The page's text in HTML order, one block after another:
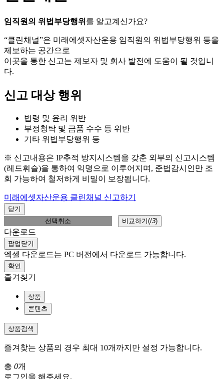
임직원의 위법부당행위 를 알고계신가요?
“클린채널”은 미래에셋자산운용 임직원의 위법부당행위 등을
제보하는 공간으로
이곳을 통한 신고는 제보자 및 회사 발전에 도움이 될 것입니
다.
신고 대상 행위
법령 및 윤리 위반
부정청탁 및 금품 수수 등 위반
기타 위법부당행위 등
※ 신고내용은 IP추적 방지시스템을 갖춘 외부의 신고시스템
(레드휘슬)을 통하여 익명으로 이루어지며, 준법감시인만 조
회 가능하여 철저하게 비밀이 보장됩니다.
미래에셋자산운용 클린채널 신고하기
닫기
선택취소
비교하기(/3)
다운로드
팝업닫기
엑셀 다운로드는 PC 버전에서 다운로드 가능합니다.
확인
즐겨찾기
상품
콘텐츠
상품검색
즐겨찾는 상품의 경우 최대 10개까지만 설정 가능합니다.
총 0개
로그인을 해주세요.